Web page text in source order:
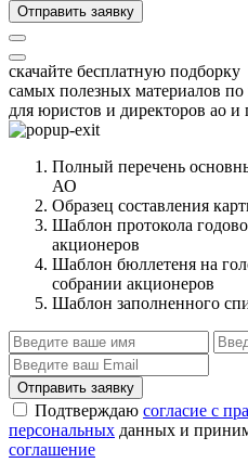
Отправить заявку
скачайте бесплатную подборку
самых полезных материалов
для юристов и директоров ао и
Полный перечень
АО
Образец составления
Шаблон протокола
акционеров
Шаблон бюллетеня на
собрании акционеров
Шаблон заполненного
Отправить заявку
Подтверждаю согласие с
персональных данных и
соглашение